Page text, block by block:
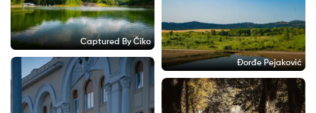
Captured By Čiko
Đorđe Pejaković